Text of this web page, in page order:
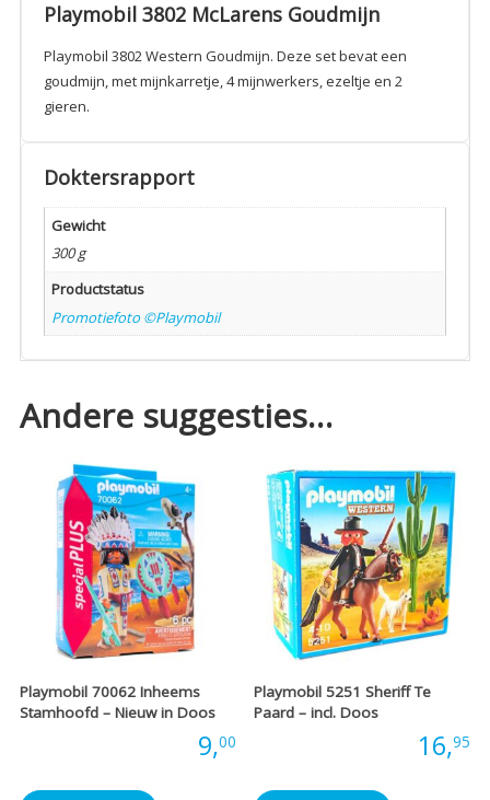
Playmobil 3802 McLarens Goudmijn
Playmobil 3802 Western Goudmijn. Deze set bevat een
goudmijn, met mijnkarretje, 4 mijnwerkers, ezeltje en 2
gieren.
Doktersrapport
Gewicht
300 g
Productstatus
Promotiefoto ©Playmobil
Andere suggesties…
Playmobil 70062 Inheems
Stamhoofd – Nieuw in Doos
9,00
Playmobil 5251 Sheriff Te
Paard – incl. Doos
16,95